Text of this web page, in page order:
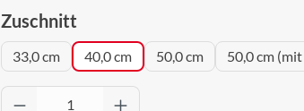
Zuschnittauswählen
33,0 cm 40,0 cm 50,0 cm 50,0 cm
Produkt Anzahl: Gib den